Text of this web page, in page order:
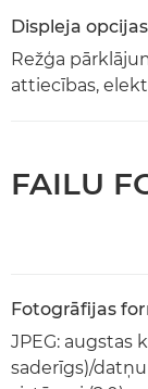
Displeja opcijas
Režģa
attiecības,
FAILU
Fotogrāfijas
JPEG: augstas
saderīgs)/